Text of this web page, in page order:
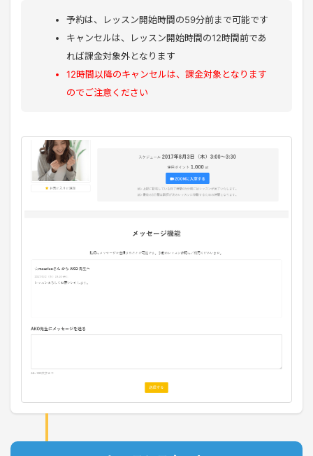
予約は、レッスン開始時間の59分前まで可能です
キャンセルは、レッスン開始時間の12時間前であ
れば課金対象外となります
12時間以降のキャンセルは、課金対象となります
のでご注意ください